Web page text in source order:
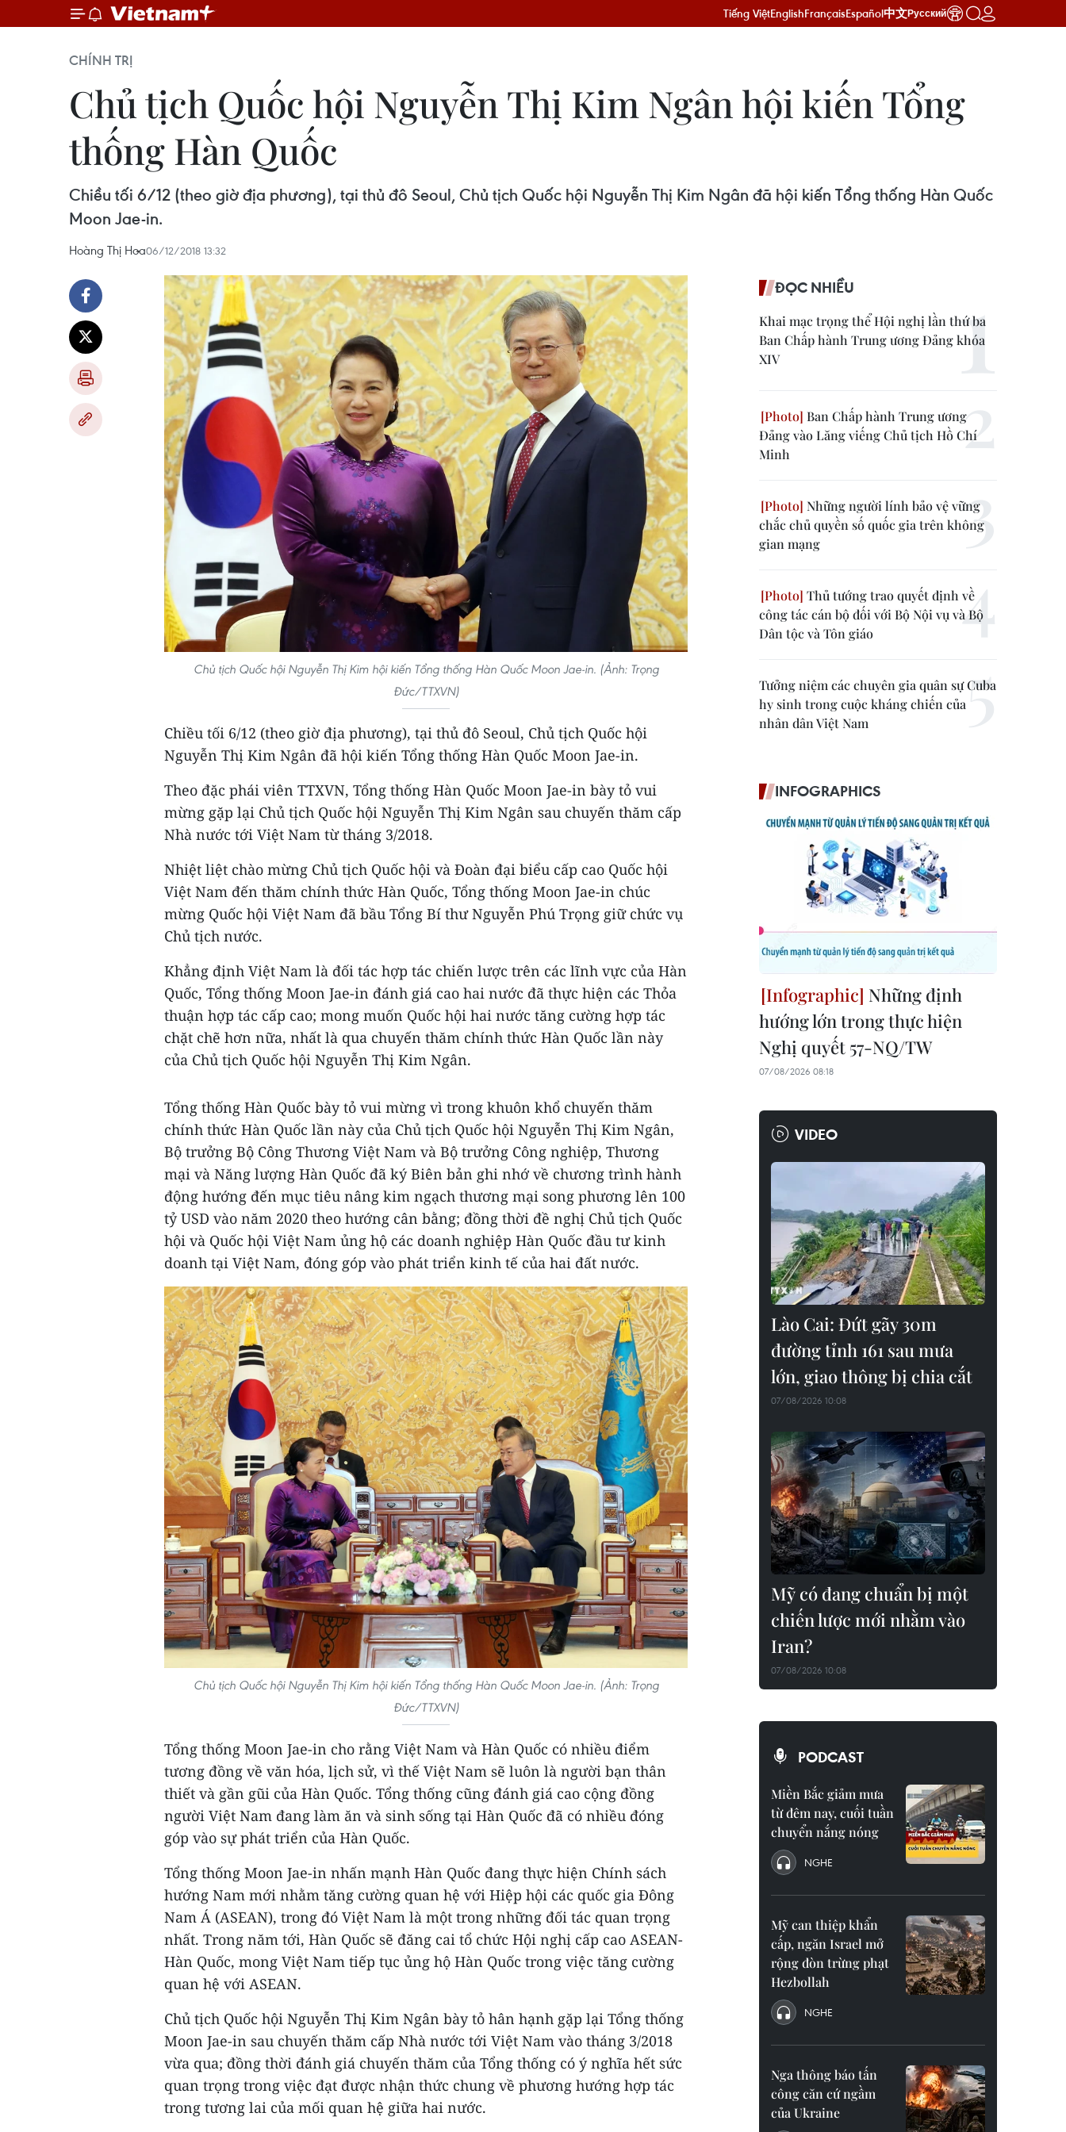
Tiếng ViệtEnglishFrançaisEspañol中文Русский
CHÍNH TRỊ
Chủ tịch Quốc hội Nguyễn Thị Kim Ngân hội kiến Tổng
thống Hàn Quốc
Chiều tối 6/12 (theo giờ địa phương), tại thủ đô Seoul, Chủ tịch Quốc hội Nguyễn Thị Kim Ngân đã hội kiến Tổng thống Hàn Quốc
Moon Jae-in.
Hoàng Thị Hoa06/12/2018 13:32
Chủ tịch Quốc hội Nguyễn Thị Kim hội kiến Tổng thống Hàn Quốc Moon Jae-in. (Ảnh: Trọng
Đức/TTXVN)
Chiều tối 6/12 (theo giờ địa phương), tại thủ đô Seoul, Chủ tịch Quốc hội
Nguyễn Thị Kim Ngân đã hội kiến Tổng thống Hàn Quốc Moon Jae-in.
Theo đặc phái viên TTXVN, Tổng thống Hàn Quốc Moon Jae-in bày tỏ vui
mừng gặp lại Chủ tịch Quốc hội Nguyễn Thị Kim Ngân sau chuyến thăm cấp
Nhà nước tới Việt Nam từ tháng 3/2018.
Nhiệt liệt chào mừng Chủ tịch Quốc hội và Đoàn đại biểu cấp cao Quốc hội
Việt Nam đến thăm chính thức Hàn Quốc, Tổng thống Moon Jae-in chúc
mừng Quốc hội Việt Nam đã bầu Tổng Bí thư Nguyễn Phú Trọng giữ chức vụ
Chủ tịch nước.
Khẳng định Việt Nam là đối tác hợp tác chiến lược trên các lĩnh vực của Hàn
Quốc, Tổng thống Moon Jae-in đánh giá cao hai nước đã thực hiện các Thỏa
thuận hợp tác cấp cao; mong muốn Quốc hội hai nước tăng cường hợp tác
chặt chẽ hơn nữa, nhất là qua chuyến thăm chính thức Hàn Quốc lần này
của Chủ tịch Quốc hội Nguyễn Thị Kim Ngân.
Tổng thống Hàn Quốc bày tỏ vui mừng vì trong khuôn khổ chuyến thăm
chính thức Hàn Quốc lần này của Chủ tịch Quốc hội Nguyễn Thị Kim Ngân,
Bộ trưởng Bộ Công Thương Việt Nam và Bộ trưởng Công nghiệp, Thương
mại và Năng lượng Hàn Quốc đã ký Biên bản ghi nhớ về chương trình hành
động hướng đến mục tiêu nâng kim ngạch thương mại song phương lên 100
tỷ USD vào năm 2020 theo hướng cân bằng; đồng thời đề nghị Chủ tịch Quốc
hội và Quốc hội Việt Nam ủng hộ các doanh nghiệp Hàn Quốc đầu tư kinh
doanh tại Việt Nam, đóng góp vào phát triển kinh tế của hai đất nước.
Chủ tịch Quốc hội Nguyễn Thị Kim hội kiến Tổng thống Hàn Quốc Moon Jae-in. (Ảnh: Trọng
Đức/TTXVN)
Tổng thống Moon Jae-in cho rằng Việt Nam và Hàn Quốc có nhiều điểm
tương đồng về văn hóa, lịch sử, vì thế Việt Nam sẽ luôn là người bạn thân
thiết và gần gũi của Hàn Quốc. Tổng thống cũng đánh giá cao cộng đồng
người Việt Nam đang làm ăn và sinh sống tại Hàn Quốc đã có nhiều đóng
góp vào sự phát triển của Hàn Quốc.
Tổng thống Moon Jae-in nhấn mạnh Hàn Quốc đang thực hiện Chính sách
hướng Nam mới nhằm tăng cường quan hệ với Hiệp hội các quốc gia Đông
Nam Á (ASEAN), trong đó Việt Nam là một trong những đối tác quan trọng
nhất. Trong năm tới, Hàn Quốc sẽ đăng cai tổ chức Hội nghị cấp cao ASEAN-
Hàn Quốc, mong Việt Nam tiếp tục ủng hộ Hàn Quốc trong việc tăng cường
quan hệ với ASEAN.
Chủ tịch Quốc hội Nguyễn Thị Kim Ngân bày tỏ hân hạnh gặp lại Tổng thống
Moon Jae-in sau chuyến thăm cấp Nhà nước tới Việt Nam vào tháng 3/2018
vừa qua; đồng thời đánh giá chuyến thăm của Tổng thống có ý nghĩa hết sức
quan trọng trong việc đạt được nhận thức chung về phương hướng hợp tác
trong tương lai của mối quan hệ giữa hai nước.
ĐỌC NHIỀU
Khai mạc trọng thể Hội nghị lần thứ ba
Ban Chấp hành Trung ương Đảng khóa
XIV
Ban Chấp hành Trung ương
Đảng vào Lăng viếng Chủ tịch Hồ Chí
Minh
Những người lính bảo vệ vững
chắc chủ quyền số quốc gia trên không
gian mạng
Thủ tướng trao quyết định về
công tác cán bộ đối với Bộ Nội vụ và Bộ
Dân tộc và Tôn giáo
Tưởng niệm các chuyên gia quân sự Cuba
hy sinh trong cuộc kháng chiến của
nhân dân Việt Nam
INFOGRAPHICS
Những định
hướng lớn trong thực hiện
Nghị quyết 57-NQ/TW
07/08/2026 08:18
VIDEO
Lào Cai: Đứt gãy 30m
đường tỉnh 161 sau mưa
lớn, giao thông bị chia cắt
07/08/2026 10:08
Mỹ có đang chuẩn bị một
chiến lược mới nhằm vào
Iran?
07/08/2026 10:08
PODCAST
Miền Bắc giảm mưa
từ đêm nay, cuối tuần
chuyển nắng nóng
NGHE
Mỹ can thiệp khẩn
cấp, ngăn Israel mở
rộng đòn trừng phạt
Hezbollah
NGHE
Nga thông báo tấn
công căn cứ ngầm
của Ukraine